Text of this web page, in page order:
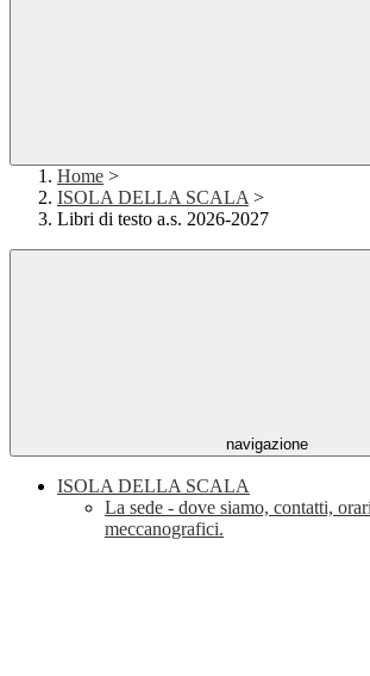
Home >
ISOLA DELLA SCALA >
Libri di testo a.s. 2026-2027
navigazione
ISOLA DELLA SCALA
La sede - dove siamo, contatti,
meccanografici.